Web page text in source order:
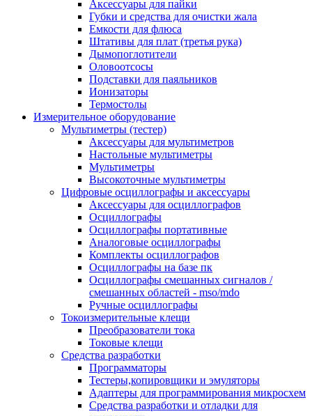
Аксессуары для пайки
Губки и средства для очистки жала
Емкости для флюса
Штативы для плат (третья рука)
Дымопоглотители
Оловоотсосы
Подставки для паяльников
Ионизаторы
Термостолы
Измерительное оборудование
Мультиметры (тестер)
Аксессуары для мультиметров
Настольные мультиметры
Мультиметры
Высокоточные мультиметры
Цифровые осциллографы и аксессуары
Аксессуары для осциллографов
Осциллографы
Осциллографы портативные
Аналоговые осциллографы
Комплекты осциллографов
Осциллографы на базе пк
Осциллографы смешанных сигналов /
смешанных областей - mso/mdo
Ручные осциллографы
Токоизмерительные клещи
Преобразователи тока
Токовые клещи
Средства разработки
Программаторы
Тестеры,копировщики и эмуляторы
Адаптеры для программирования микросхем
Cредства разработки и отладки для